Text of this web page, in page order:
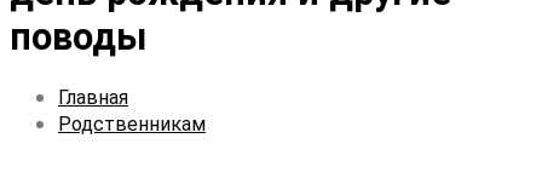
поводы
Главная
Родственникам